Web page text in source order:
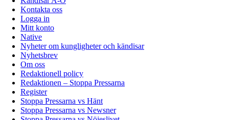
Kontakta oss
Logga in
Mitt konto
Native
Nyheter om kungligheter och kändisar
Nyhetsbrev
Om oss
Redaktionell policy
Redaktionen – Stoppa Pressarna
Register
Stoppa Pressarna vs Hänt
Stoppa Pressarna vs Newsner